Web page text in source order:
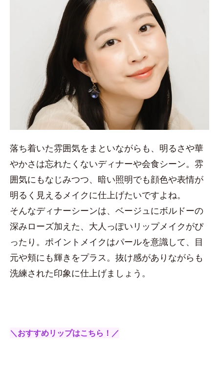
落ち着いた雰囲気をまといながらも、明るさや華
やかさは忘れたくないディナーや会食シーン。雰
囲気にもなじみつつ、暗い照明でも顔色や表情が
明るく見えるメイクに仕上げたいですよね。
そんなディナーシーンは、ベージュにボルドーの
深みローズ加えた、大人っぽいリップメイクがぴ
ったり。ポイントメイクはパールを意識して、目
元や頬にも輝きをプラス。抜け感がありながらも
洗練された印象に仕上げましょう。
＼おすすめリップはこちら！／